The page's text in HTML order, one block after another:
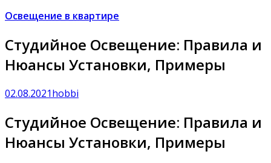
Освещение в квартире
Студийное Освещение: Правила и
Нюансы Установки, Примеры
02.08.2021hobbi
Студийное Освещение: Правила и
Нюансы Установки, Примеры